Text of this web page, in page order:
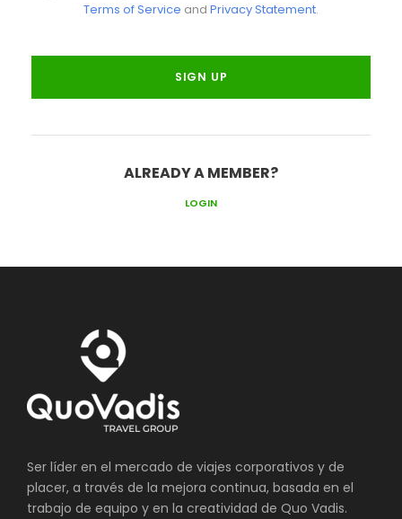
Terms of Service and Privacy Statement.
ALREADY A MEMBER?
LOGIN
Ser líder en el mercado de viajes corporativos y de
placer, a través de la mejora continua, basada en el
trabajo de equipo y en la creatividad de Quo Vadis.